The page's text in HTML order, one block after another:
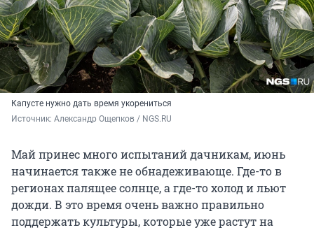
Капусте нужно дать время укорениться
Источник: Александр Ощепков / NGS.RU
Май принес много испытаний дачникам, июнь
начинается также не обнадеживающе. Где-то в
регионах палящее солнце, а где-то холод и льют
дожди. В это время очень важно правильно
поддержать культуры, которые уже растут на